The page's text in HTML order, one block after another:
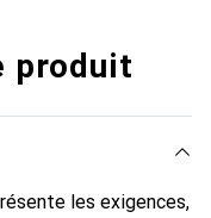
produit
les exigences,